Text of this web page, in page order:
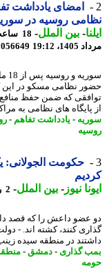
امضای یادداشت
روسیه در سوریه
-بین الملل-
19:12
82056649
سوریه و
نظامی مسکو در این
که ضمن حفظ منافع دو
های نظامی به مراکز ...
- یادداشت تفاهم-روسیه
حکومت الجولانی: یک
نیوز-بین الملل-2 روز پیش - شنبه 17 مرداد 1405، 09:16
داعش را که قصد
کنند، کشته اند. - دولت
در منطقه سیده زینب
گذاری- دمشق-منطقه-